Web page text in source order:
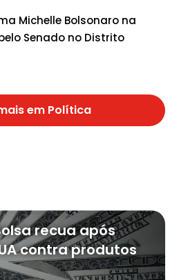
Michelle Bolsonaro na
Senado no Distrito
em Política
recua após
contra produtos